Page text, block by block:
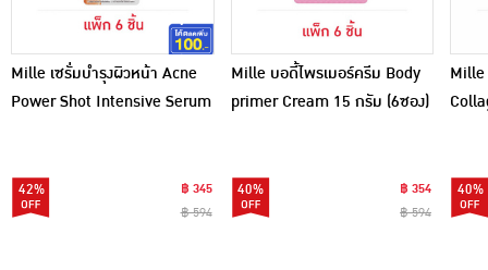
Mille เซรั่มบำรุงผิวหน้า Acne
Power Shot Intensive Serum
42%
฿ 345
฿ 594
Mille บอดี้ไพรเมอร์ครีม Body
primer Cream 15 กรัม (6ซอง)
40%
฿ 354
฿ 594
40%